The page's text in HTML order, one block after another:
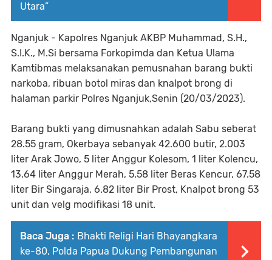
Utara” ‎
Nganjuk - Kapolres Nganjuk AKBP Muhammad, S.H.,
S.I.K., M.Si bersama Forkopimda dan Ketua Ulama
Kamtibmas melaksanakan pemusnahan barang bukti
narkoba, ribuan botol miras dan knalpot brong di
halaman parkir Polres Nganjuk,Senin (20/03/2023).
Barang bukti yang dimusnahkan adalah Sabu seberat
28.55 gram, Okerbaya sebanyak 42.600 butir, 2.003
liter Arak Jowo, 5 liter Anggur Kolesom, 1 liter Kolencu,
13.64 liter Anggur Merah, 5.58 liter Beras Kencur, 67.58
liter Bir Singaraja, 6.82 liter Bir Prost, Knalpot brong 53
unit dan velg modifikasi 18 unit.
Baca Juga : Bhakti Religi Hari Bhayangkara
ke-80, Polda Papua Dukung Pembangunan